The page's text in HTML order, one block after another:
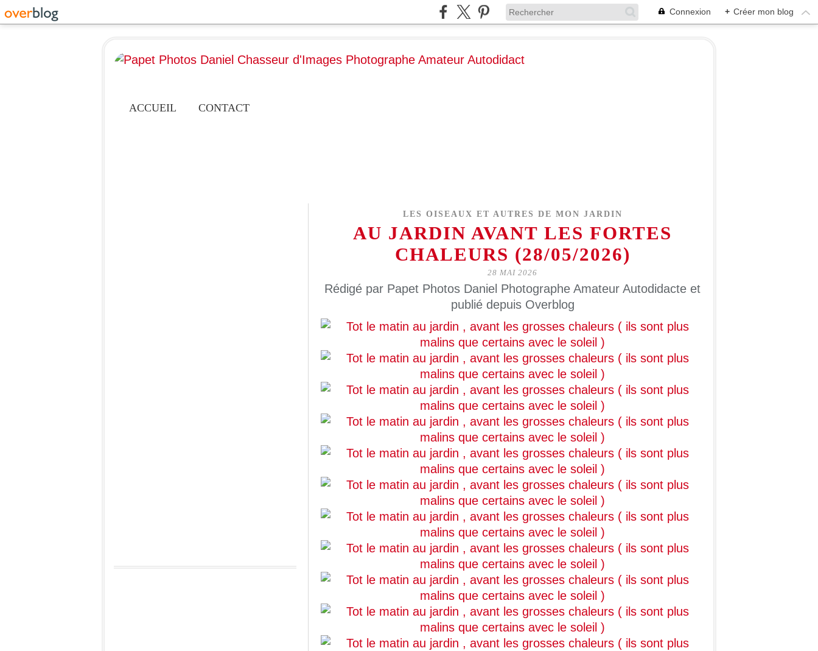
Connexion + Créer mon blog
ACCUEIL CONTACT
LES OISEAUX ET AUTRES DE MON JARDIN
AU JARDIN AVANT LES FORTES
CHALEURS (28/05/2026)
28 MAI 2026
Rédigé par Papet Photos Daniel Photographe Amateur Autodidacte et
publié depuis Overblog